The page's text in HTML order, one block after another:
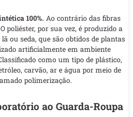
100%. Ao contrário das fibras
poliéster, por sua vez, é produzido a
ou seda, que são obtidos de plantas
artificialmente em ambiente
como um tipo de plástico,
carvão, ar e água por meio de
polimerização.
ao Guarda-Roupa